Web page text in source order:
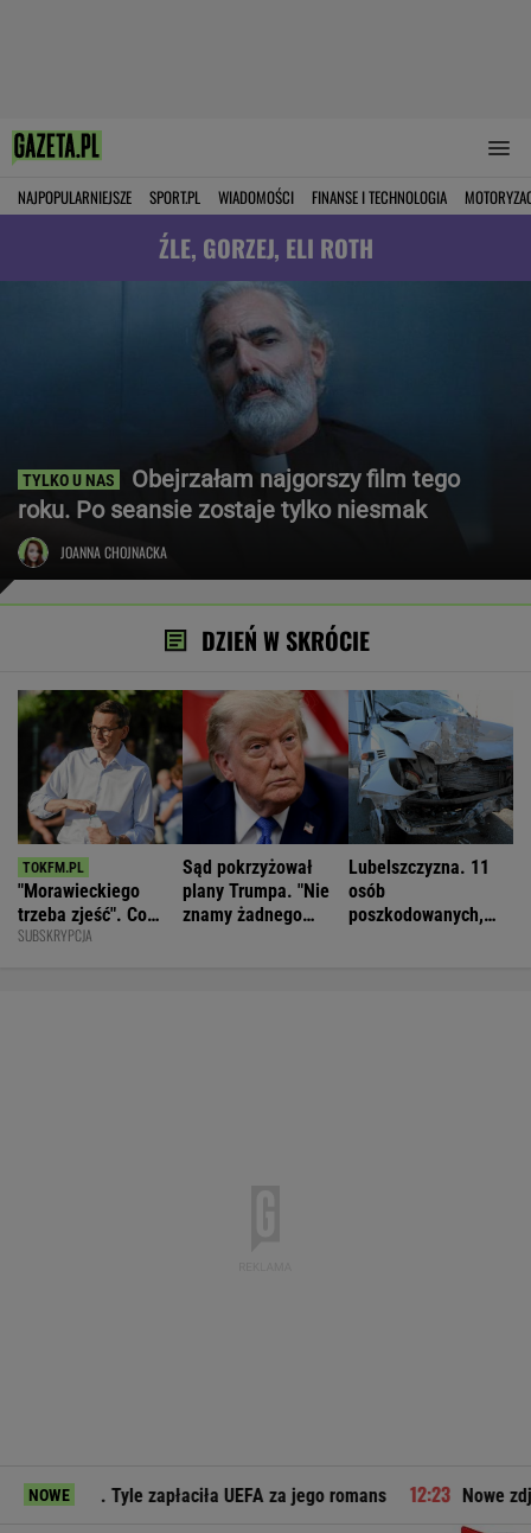
NAJPOPULARNIEJSZE SPORT.PL WIADOMOŚCI FINANSE I TECHNOLOGIA
ŹLE, GORZEJ, ELI ROTH
Obejrzałam najgorszy film tego
roku. Po seansie zostaje tylko niesmak
JOANNA CHOJNACKA
DZIEŃ W SKRÓCIE
"Morawieckiego
trzeba zjeść". Co
dzieje się w PiS?
SUBSKRYPCJA
Sąd pokrzyżował
plany Trumpa. "Nie
znamy żadnego
Lubelszczyzna. 11
osób
poszkodowanych,
NOWE UEFA za jego romans Nowe zdjęcie Johna